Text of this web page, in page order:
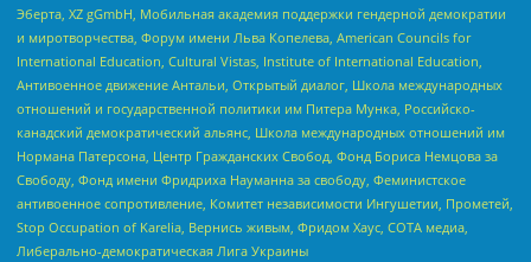
Эберта, XZ gGmbH, Мобильная академия поддержки гендерной демократии
и миротворчества, Форум имени Льва Копелева, American Councils for
International Education, Cultural Vistas, Institute of International Education,
Антивоенное движение Антальи, Открытый диалог, Школа международных
отношений и государственной политики им Питера Мунка, Российско-
канадский демократический альянс, Школа международных отношений им
Нормана Патерсона, Центр Гражданских Свобод, Фонд Бориса Немцова за
Свободу, Фонд имени Фридриха Науманна за свободу, Феминистское
антивоенное сопротивление, Комитет независимости Ингушетии, Прометей,
Stop Occupation of Karelia, Вернись живым, Фридом Хаус, СОТА медиа,
Либерально-демократическая Лига Украины